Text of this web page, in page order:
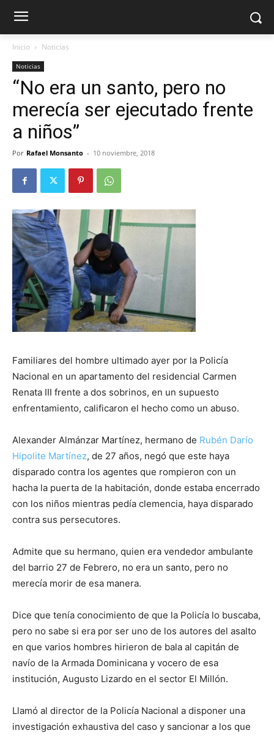
Inicio Noticias
Noticias
“No era un santo, pero no
merecía ser ejecutado frente
a niños”
Por Rafael Monsanto - 10 noviembre, 2018
Familiares del hombre ultimado ayer por la Policía
Nacional en un apartamento del residencial Carmen
Renata III frente a dos sobrinos, en un supuesto
enfrentamiento, calificaron el hecho como un abuso.
Alexander Almánzar Martínez, hermano de Rubén Darío
Hipolite Martínez, de 27 años, negó que este haya
disparado contra los agentes que rompieron con un
hacha la puerta de la habitación, donde estaba encerrado
con los niños mientras pedía clemencia, haya disparado
contra sus persecutores.
Admite que su hermano, quien era vendedor ambulante
del barrio 27 de Febrero, no era un santo, pero no
merecía morir de esa manera.
Dice que tenía conocimiento de que la Policía lo buscaba,
pero no sabe si era por ser uno de los autores del asalto
en que varios hombres hirieron de bala al capitán de
navío de la Armada Dominicana y vocero de esa
institución, Augusto Lizardo en el sector El Millón.
Llamó al director de la Policía Nacional a disponer una
investigación exhaustiva del caso y sancionar a los que